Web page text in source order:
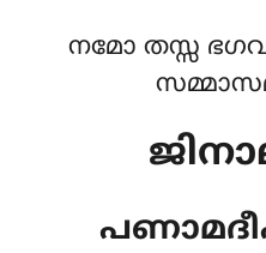
നമോ തസ്സ